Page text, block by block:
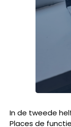
In de tweede
Places de